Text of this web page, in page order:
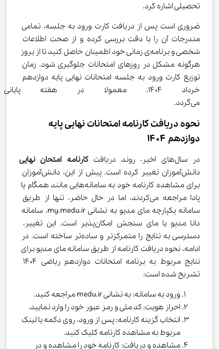
تحصیلی اشاره کرد.
ضروری است پس از دریافت کارت ورود به جلسه، تمامی
مندرجات آن را با دقت بررسی کرده و از صحت اطلاعات
شخصی و برنامه‌ی زمانی خود اطمینان حاصل کنید تا از بروز
هرگونه مشکل در روزهای امتحانات جلوگیری شود. زمان
توزیع کارت ورود به جلسه امتحانات نهایی پایه دوازدهم
خرداد ۱۴۰۴، معمولا در هفته
می‌گردد.
نحوه دریافت کارنامه امتحانات نهایی پایه
دوازدهم ۱۴۰۴
در سال‌های اخیر، روند دریافت
کارنامه امتحان نهایی
دانش‌آموزان تغییر کرده است. پیش از این، دانش‌آموزان
برای مشاهده کارنامه خود به سامانه‌هایی مانند همگام یا
پادا مراجعه می‌کردند، اما در حال حاضر، تنها از طریق
سامانه یکپارچه مای مدیو به نشانی my.medu.ir، سامانه
دانا مدیو یا مای سنجش امکان‌پذیر است. این تغییر،
دسترسی به نتایج را متمرکزتر و ساده‌تر ساخته است. در
ادامه، نحوه دریافت کارنامه از طریق سامانه مای مدیو برای
تشریح شده است:
ورود به سامانه: به نشانی medu.ir مراجعه کنید.
احراز هویت: کد ملی و رمز عبور خود را وارد نمایید.
انتخاب گزینه کارنامه: پس از ورود، روی دکمه یا لینک
مربوط به مشاهده کارنامه کلیک کنید.
مشاهده و دریافت: کارنامه خود را مشاهده و در